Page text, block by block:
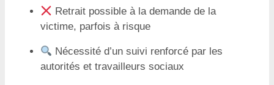
Retrait possible à la demande de la
victime, parfois à risque
Nécessité d’un suivi renforcé par les
autorités et travailleurs sociaux